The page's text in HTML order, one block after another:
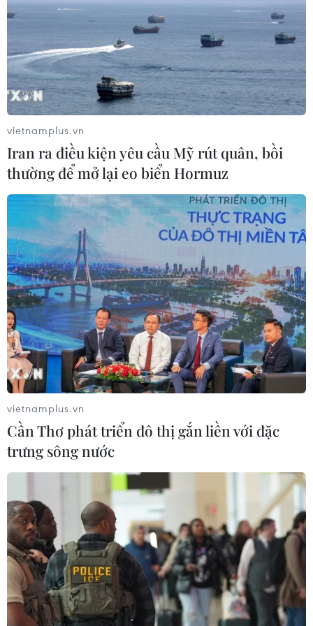
Canada
Libya tiến gần hơn tới mục tiêu khai
thác 2 triệu thùng dầu mỗi ngày
Việt Nam khẳng định vị thế tại triển
lãm thương mại quốc tế của Ấn Độ
07/08/2026 23:08
Ngân hàng Trung ương Trung Quốc
mua thêm 20 tấn vàng trong tháng 7
07/08/2026 15:21
Chuyên gia quốc tế đánh giá tích cực
về tiền đồng của Việt Nam
07/08/2026 12:46
Phép thử sức chống chịu của kinh tế
07/08/2026 12:35
Thuế polysilicon: Doanh nghiệp Hàn
Quốc tại Mỹ có lợi thế
07/08/2026 12:17
vietnamplus.vn
Iran ra điều kiện yêu cầu Mỹ rút quân, bồi
thường để mở lại eo biển Hormuz
vietnamplus.vn
Cần Thơ phát triển đô thị gắn liền với đặc
trưng sông nước